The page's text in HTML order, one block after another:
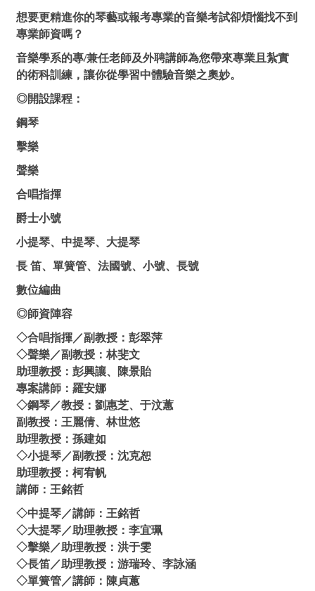
想要更精進你的琴藝或報考專業的音樂考試卻煩惱找不到
專業師資嗎？
音樂學系的專/兼任老師及外聘講師為您帶來專業且紮實
的術科訓練，讓你從學習中體驗音樂之奧妙。
◎開設課程：
鋼琴
擊樂
聲樂
合唱指揮
爵士小號
小提琴、中提琴、大提琴
長 笛、單簧管、法國號、小號、長號
數位編曲
◎師資陣容
◇合唱指揮／副教授：彭翠萍
◇聲樂／副教授：林斐文
助理教授：彭興讓、陳景貽
專案講師：羅安娜
◇鋼琴／教授：劉惠芝、于汶蕙
副教授：王麗倩、林世悠
助理教授：孫建如
◇小提琴／副教授：沈克恕
助理教授：柯宥帆
講師：王銘哲
◇中提琴／講師：王銘哲
◇大提琴／助理教授：李宜珮
◇擊樂／助理教授：洪于雯
◇長笛／助理教授：游瑞玲、李詠涵
◇單簧管／講師：陳貞蕙